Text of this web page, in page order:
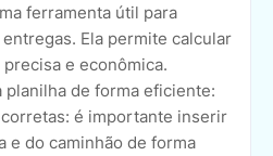
ferramenta útil para
Ela permite calcular
e econômica.
planilha de forma eficiente:
é importante inserir
e do caminhão de forma